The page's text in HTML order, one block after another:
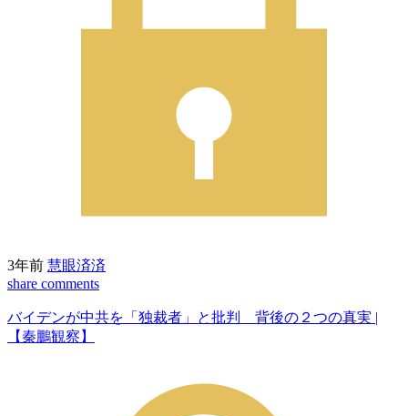
3年前 慧眼済済
share comments
バイデンが中共を「独裁者」と批判 背後の２つの真実 |
【秦鵬観察】